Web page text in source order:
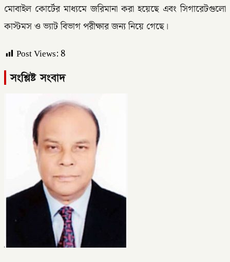
মোবাইল কোর্টের মাধ্যমে জরিমানা করা হয়েছে এবং সিগারেটগুলো
কাস্টমস ও ভ্যাট বিভাগ পরীক্ষার জন্য নিয়ে গেছে।
Post Views:8
সংশ্লিষ্ট সংবাদ